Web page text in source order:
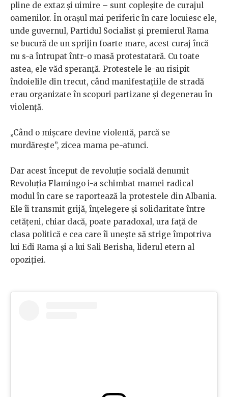
pline de extaz și uimire – sunt copleșite de curajul
oamenilor. În orașul mai periferic în care locuiesc ele,
unde guvernul, Partidul Socialist și premierul Rama
se bucură de un sprijin foarte mare, acest curaj încă
nu s-a întrupat într-o masă protestatară. Cu toate
astea, ele văd speranță. Protestele le-au risipit
îndoielile din trecut, când manifestațiile de stradă
erau organizate în scopuri partizane și degenerau în
violență.
„Când o mișcare devine violentă, parcă se
murdărește”, zicea mama pe-atunci.
Dar acest început de revoluție socială denumit
Revoluția Flamingo i-a schimbat mamei radical
modul în care se raportează la protestele din Albania.
Ele îi transmit grijă, înțelegere și solidaritate între
cetățeni, chiar dacă, poate paradoxal, ura față de
clasa politică e cea care îi unește să strige împotriva
lui Edi Rama și a lui Sali Berisha, liderul etern al
opoziției.